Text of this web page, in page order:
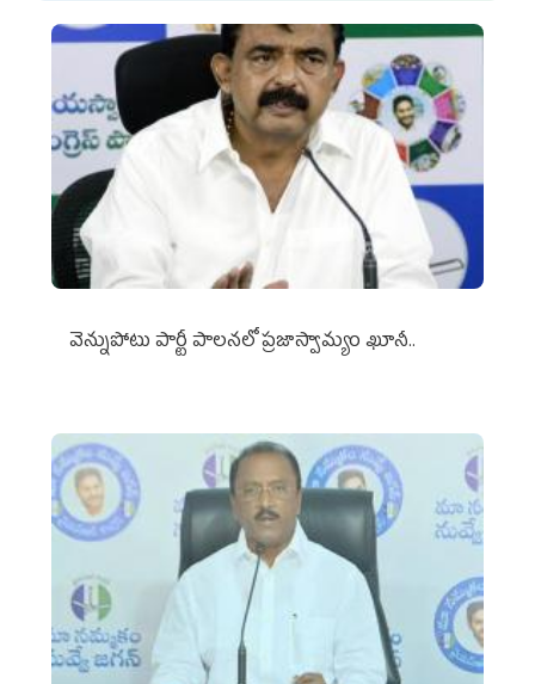
వెన్నుపోటు పార్టీ పాలనలో ప్రజాస్వామ్యం ఖూనీ..